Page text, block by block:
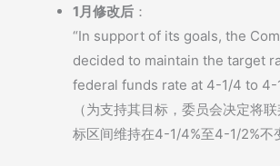
1月修改后 ：
“In support of its goals, the
decided to maintain the target
federal funds rate at 4-1/4 to 4-
（为支持其目标，委员会决定将
标区间维持在4-1/4%至4-1/2%不